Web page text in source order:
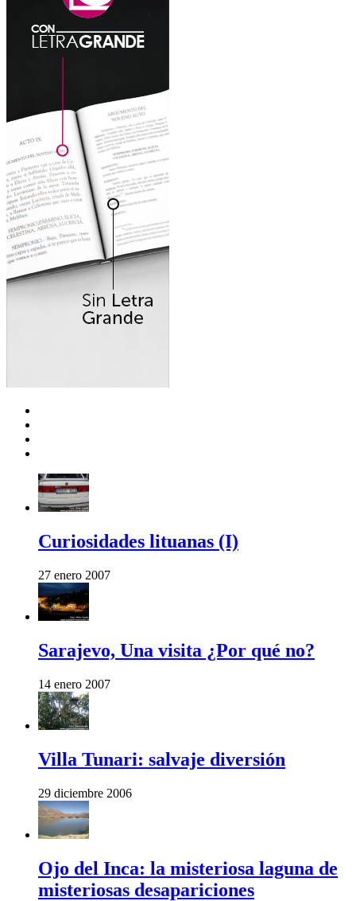
Curiosidades lituanas (I)
27 enero 2007
Sarajevo, Una visita ¿Por qué no?
14 enero 2007
Villa Tunari: salvaje diversión
29 diciembre 2006
Ojo del Inca: la misteriosa laguna de
misteriosas desapariciones